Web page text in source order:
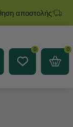
αποστολής
0 0